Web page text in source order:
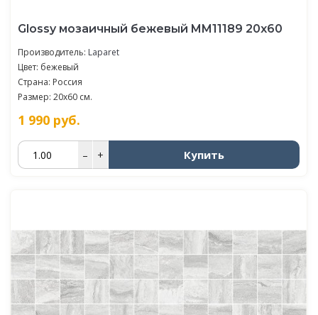
Glossy мозаичный бежевый MM11189 20х60
Производитель: Laparet
Цвет: бежевый
Страна: Россия
Размер: 20x60 см.
1 990 руб.
– + Купить